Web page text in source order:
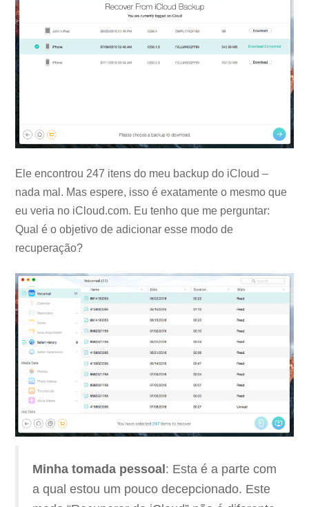
Ele encontrou 247 itens do meu backup do iCloud –
nada mal. Mas espere, isso é exatamente o mesmo que
eu veria no iCloud.com. Eu tenho que me perguntar:
Qual é o objetivo de adicionar esse modo de
recuperação?
Minha tomada pessoal: Esta é a parte com
a qual estou um pouco decepcionado. Este